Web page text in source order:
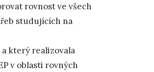
rovnost ve všech
studujících na
a který realizovala
v oblasti rovných